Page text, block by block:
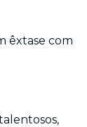
êxtase com